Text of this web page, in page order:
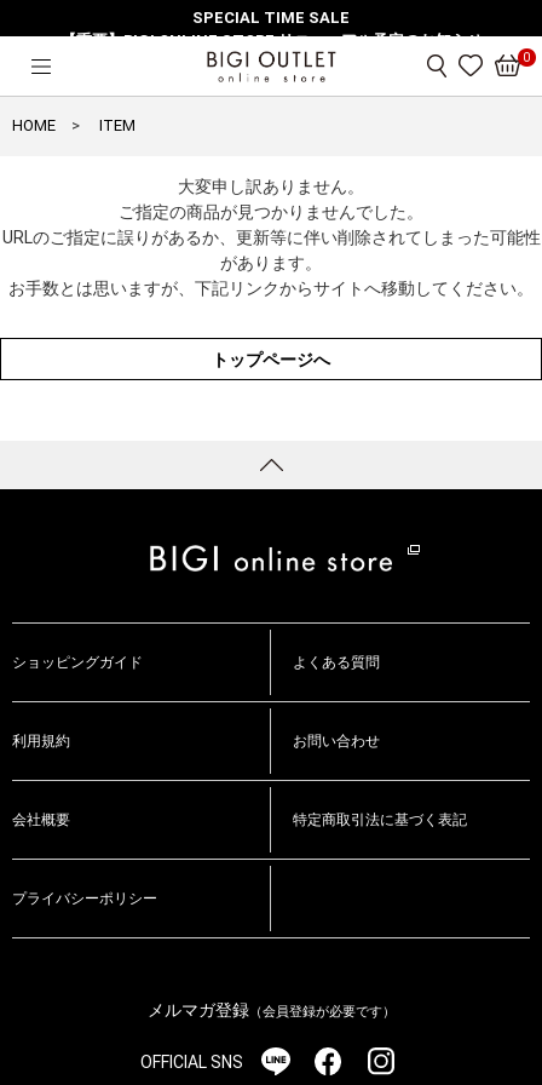
SPECIAL TIME SALE
【重要】BIGI ONLINE STORE リニューアル予定のお知らせ
0
HOME ITEM
大変申し訳ありません。
ご指定の商品が見つかりませんでした。
URLのご指定に誤りがあるか、更新等に伴い削除されてしまった可能性
があります。
お手数とは思いますが、下記リンクからサイトへ移動してください。
トップページへ
ショッピングガイド よくある質問
利用規約 お問い合わせ
会社概要 特定商取引法に基づく表記
プライバシーポリシー
メルマガ登録（会員登録が必要です）
OFFICIAL SNS